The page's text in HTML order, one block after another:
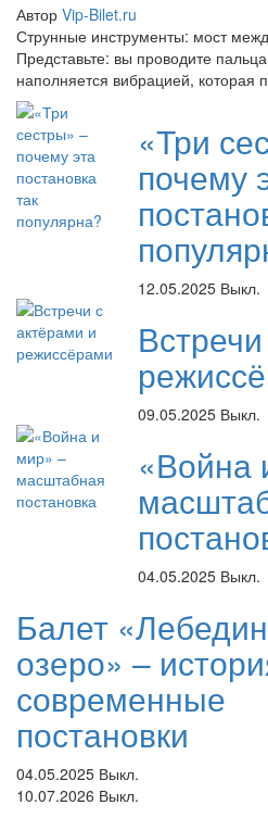
Автор Vip-Bilet.ru
Струнные инструменты: мост
Представьте: вы проводите
наполняется вибрацией, которая
«Три
почему
12.05.2025 Выкл.
09.05.2025 Выкл.
«Война
04.05.2025 Выкл.
Балет
озеро» –
современные
постановки
04.05.2025 Выкл.
10.07.2026 Выкл.